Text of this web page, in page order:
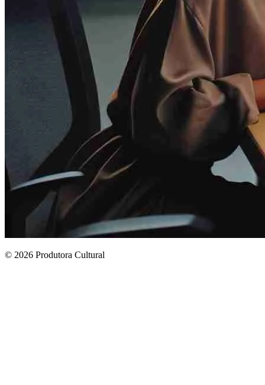
© 2026 Produtora Cultural